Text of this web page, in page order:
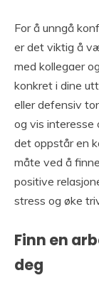
For å unngå
er det viktig å
med kollegaer
konkret i dine
eller defensiv
og vis interesse
det oppstår en
måte ved å
positive
stress og øke
Finn en
deg